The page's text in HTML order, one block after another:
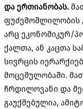
და ერთიანობას.
ფუძემოშლილობის
არც ეკონომიკურ/
ქალთა, ან კაცთა
სივრცის
მოცემულობაში.
ჩრდილოვანი და
გაუქმებულია,